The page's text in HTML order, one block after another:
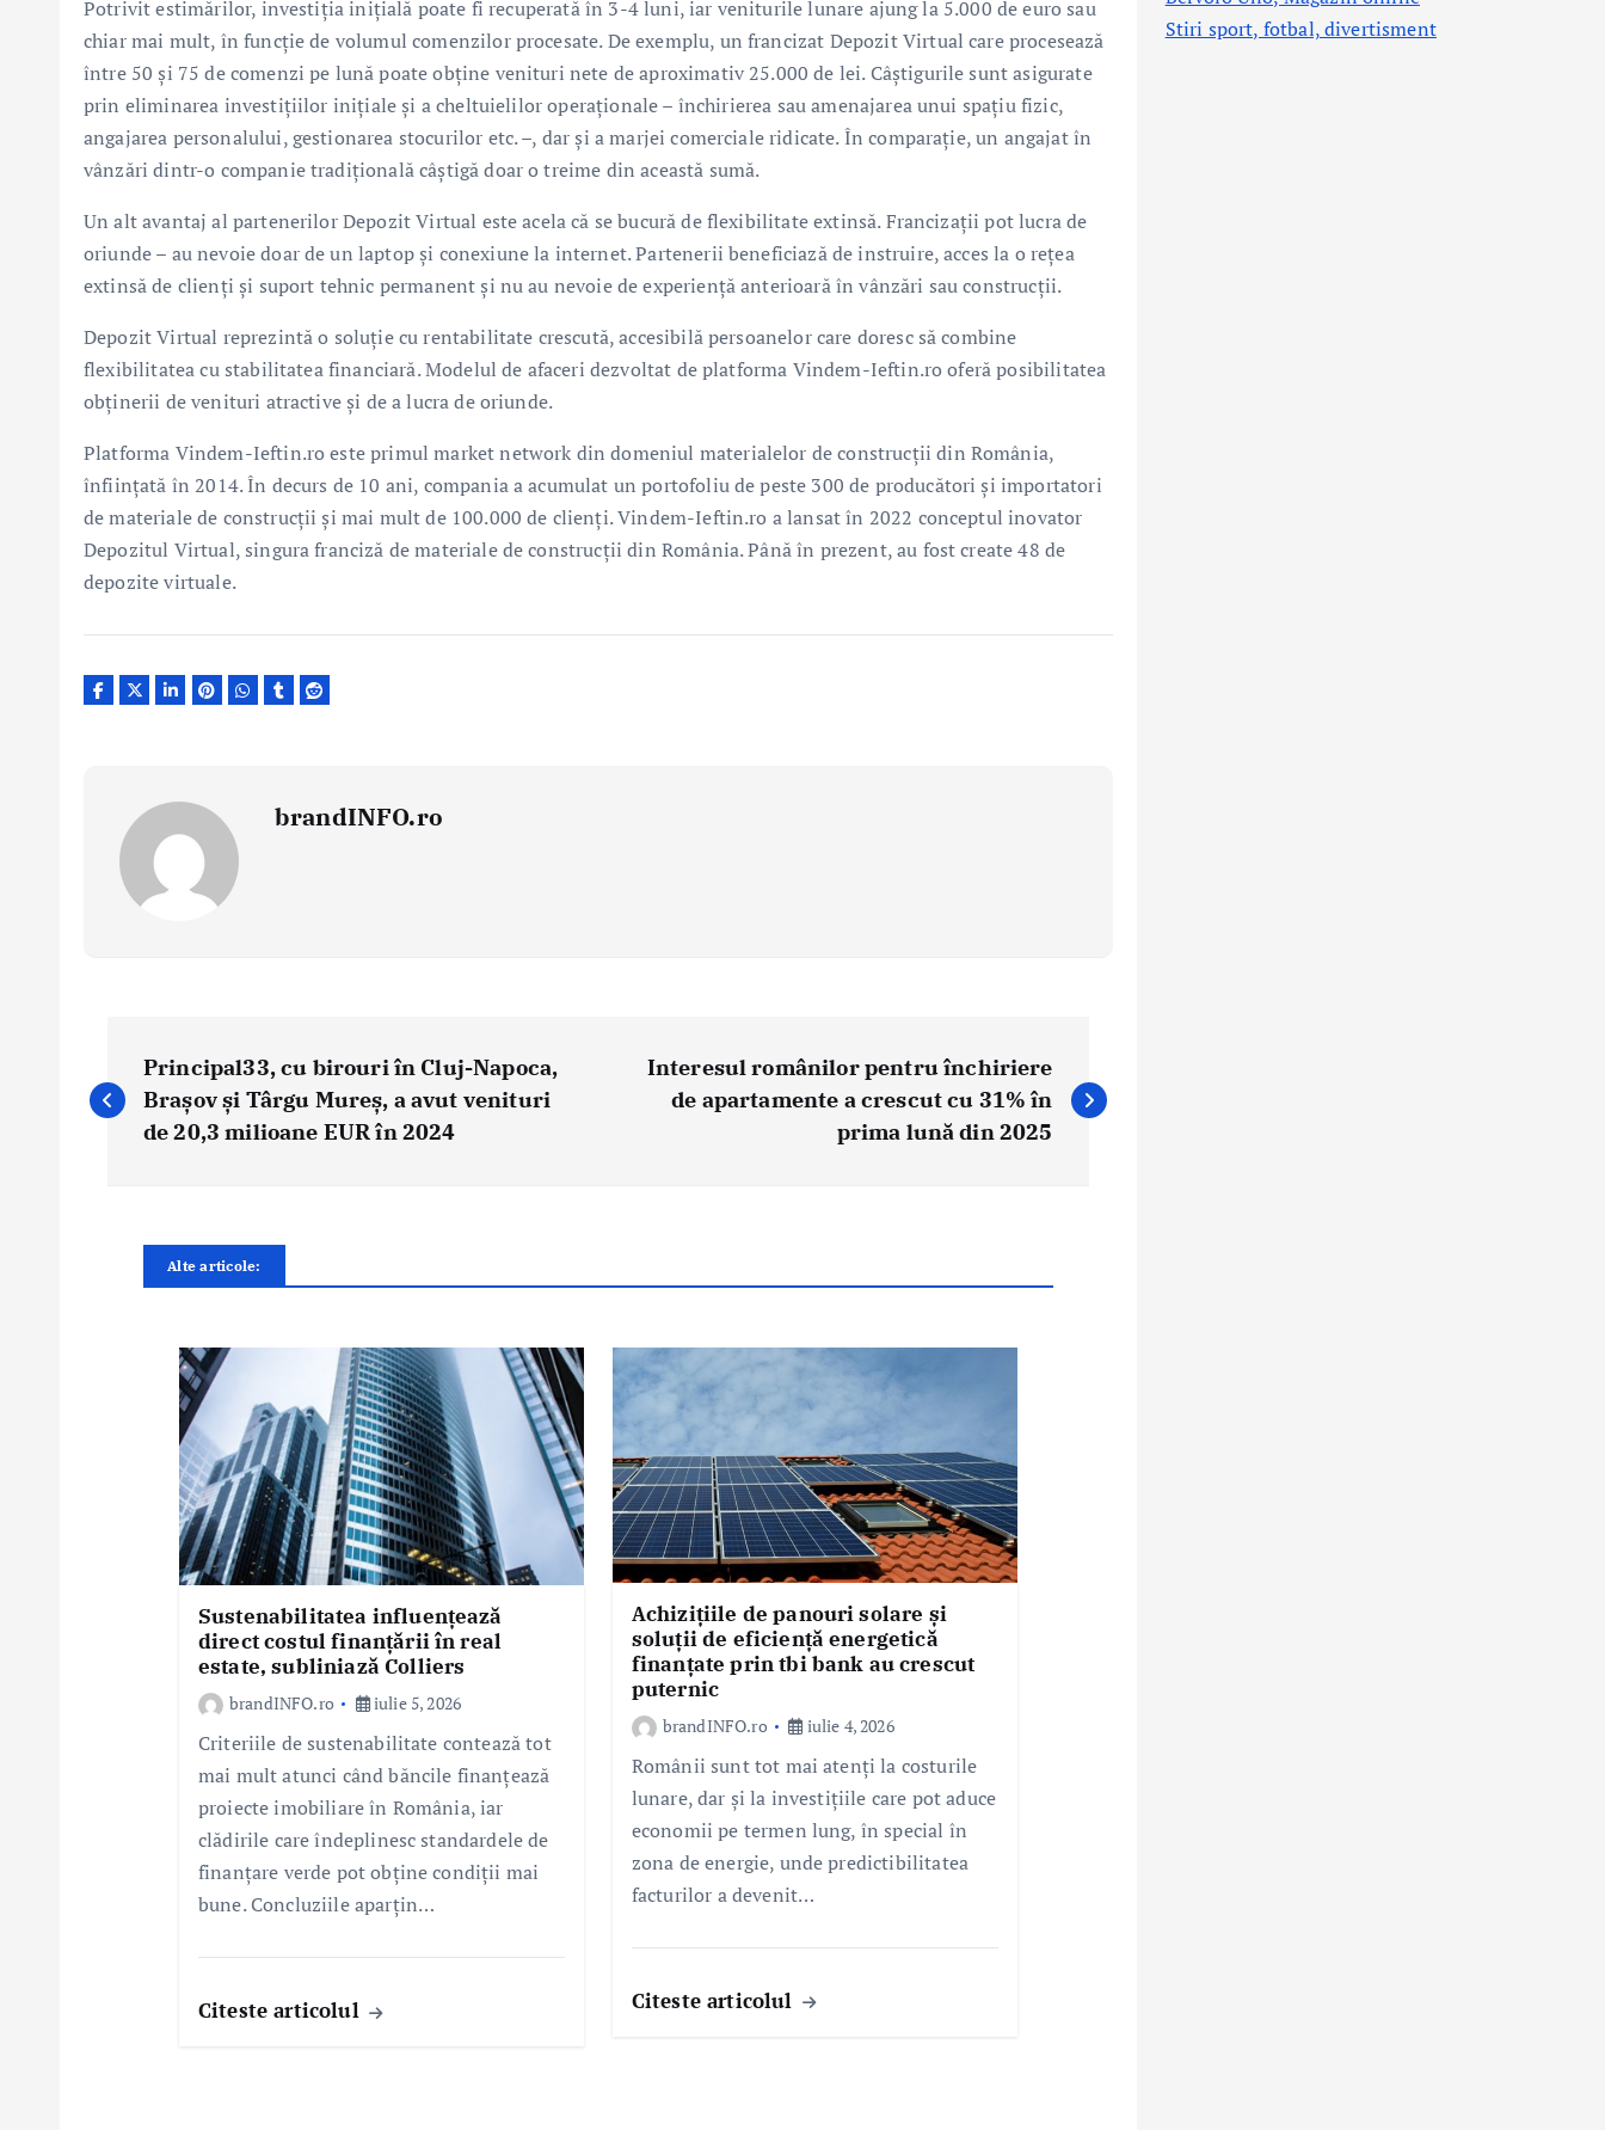
Potrivit estimărilor, investiția inițială poate fi recuperată în 3-4 luni, iar veniturile lunare ajung la 5.000 de euro sau
chiar mai mult, în funcție de volumul comenzilor procesate. De exemplu, un francizat Depozit Virtual care procesează
între 50 și 75 de comenzi pe lună poate obține venituri nete de aproximativ 25.000 de lei. Câștigurile sunt asigurate
prin eliminarea investițiilor inițiale și a cheltuielilor operaționale – închirierea sau amenajarea unui spațiu fizic,
angajarea personalului, gestionarea stocurilor etc. –, dar și a marjei comerciale ridicate. În comparație, un angajat în
vânzări dintr-o companie tradițională câștigă doar o treime din această sumă.
Un alt avantaj al partenerilor Depozit Virtual este acela că se bucură de flexibilitate extinsă. Francizații pot lucra de
oriunde – au nevoie doar de un laptop și conexiune la internet. Partenerii beneficiază de instruire, acces la o rețea
extinsă de clienți și suport tehnic permanent și nu au nevoie de experiență anterioară în vânzări sau construcții.
Depozit Virtual reprezintă o soluție cu rentabilitate crescută, accesibilă persoanelor care doresc să combine
flexibilitatea cu stabilitatea financiară. Modelul de afaceri dezvoltat de platforma Vindem-Ieftin.ro oferă posibilitatea
obținerii de venituri atractive și de a lucra de oriunde.
Platforma Vindem-Ieftin.ro este primul market network din domeniul materialelor de construcții din România,
înființată în 2014. În decurs de 10 ani, compania a acumulat un portofoliu de peste 300 de producători și importatori
de materiale de construcții și mai mult de 100.000 de clienți. Vindem-Ieftin.ro a lansat în 2022 conceptul inovator
Depozitul Virtual, singura franciză de materiale de construcții din România. Până în prezent, au fost create 48 de
depozite virtuale.
brandINFO.ro
v
Principal33, cu birouri în Cluj-Napoca,
Brașov și Târgu Mureș, a avut venituri
de 20,3 milioane EUR în 2024
Interesul românilor pentru închiriere
de apartamente a crescut cu 31% în
prima lună din 2025
Alte articole:
Sustenabilitatea influențează
direct costul finanțării în real
estate, subliniază Colliers
brandINFO.ro iulie 5, 2026
Criteriile de sustenabilitate contează tot
mai mult atunci când băncile finanțează
proiecte imobiliare în România, iar
clădirile care îndeplinesc standardele de
finanțare verde pot obține condiții mai
bune. Concluziile aparțin…
Citeste articolul
Achizițiile de panouri solare și
soluții de eficiență energetică
finanțate prin tbi bank au crescut
puternic
brandINFO.ro iulie 4, 2026
Românii sunt tot mai atenți la costurile
lunare, dar și la investițiile care pot aduce
economii pe termen lung, în special în
zona de energie, unde predictibilitatea
facturilor a devenit…
Citeste articolul
Stiri sport, fotbal,divertisment